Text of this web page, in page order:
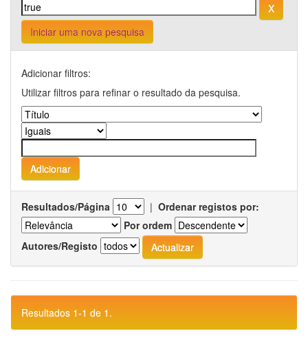
Iniciar uma nova pesquisa
Adicionar filtros:
Utilizar filtros para refinar o resultado da pesquisa.
Resultados/Página | Ordenar registos por:
Por ordem
Autores/Registo
Resultados 1-1 de 1.